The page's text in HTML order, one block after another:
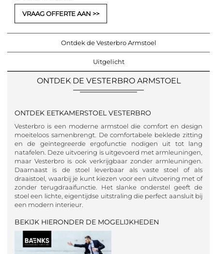
VRAAG OFFERTE AAN
Ontdek de Vesterbro Armstoel
Uitgelicht
ONTDEK DE VESTERBRO ARMSTOEL
ONTDEK EETKAMERSTOEL VESTERBRO
Vesterbro is een moderne armstoel die comfort en design
moeiteloos samenbrengt. De comfortabele beklede zitting
en de geïntegreerde ergofunctie nodigen uit tot lang
natafelen. Deze uitvoering is uitgevoerd met armleuningen,
maar Vesterbro is ook verkrijgbaar zonder armleuningen.
Daarnaast is de stoel leverbaar als vaste stoel of als
draaistoel, waarbij je kunt kiezen voor een uitvoering met of
zonder terugdraaifunctie. Het slanke onderstel geeft de
stoel een lichte, eigentijdse uitstraling die perfect aansluit bij
een modern interieur.
BEKIJK HIERONDER DE MOGELIJKHEDEN